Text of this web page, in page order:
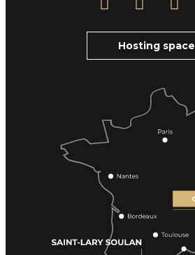
Hosting space